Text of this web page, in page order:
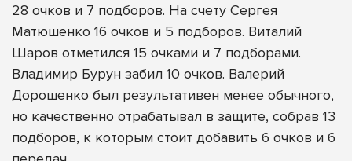
28 очков и 7 подборов. На счету Сергея
Матюшенко 16 очков и 5 подборов. Виталий
Шаров отметился 15 очками и 7 подборами.
Владимир Бурун забил 10 очков. Валерий
Дорошенко был результативен менее обычного,
но качественно отрабатывал в защите, собрав 13
подборов, к которым стоит добавить 6 очков и 6